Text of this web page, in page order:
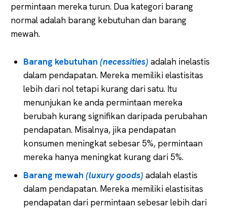
permintaan mereka turun. Dua kategori barang
normal adalah barang kebutuhan dan barang
mewah.
Barang kebutuhan (necessities) adalah inelastis
dalam pendapatan. Mereka memiliki elastisitas
lebih dari nol tetapi kurang dari satu. Itu
menunjukan ke anda permintaan mereka
berubah kurang signifikan daripada perubahan
pendapatan. Misalnya, jika pendapatan
konsumen meningkat sebesar 5%, permintaan
mereka hanya meningkat kurang dari 5%.
Barang mewah (luxury goods) adalah elastis
dalam pendapatan. Mereka memiliki elastisitas
pendapatan dari permintaan sebesar lebih dari